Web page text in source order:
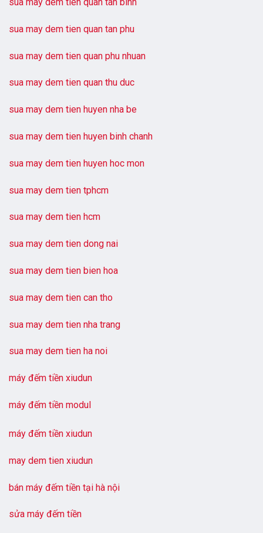
sua may dem tien quan tan phu
sua may dem tien quan phu nhuan
sua may dem tien quan thu duc
sua may dem tien huyen nha be
sua may dem tien huyen binh chanh
sua may dem tien huyen hoc mon
sua may dem tien tphcm
sua may dem tien hcm
sua may dem tien dong nai
sua may dem tien bien hoa
sua may dem tien can tho
sua may dem tien nha trang
sua may dem tien ha noi
máy đếm tiền xiudun
máy đếm tiền modul
máy đếm tiền xiudun
may dem tien xiudun
bán máy đếm tiền tại hà nội
sửa máy đếm tiền